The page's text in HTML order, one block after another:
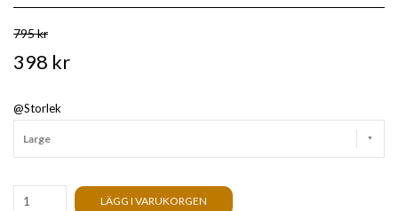
795 kr
398 kr
@Storlek
Large
LÄGG I VARUKORGEN